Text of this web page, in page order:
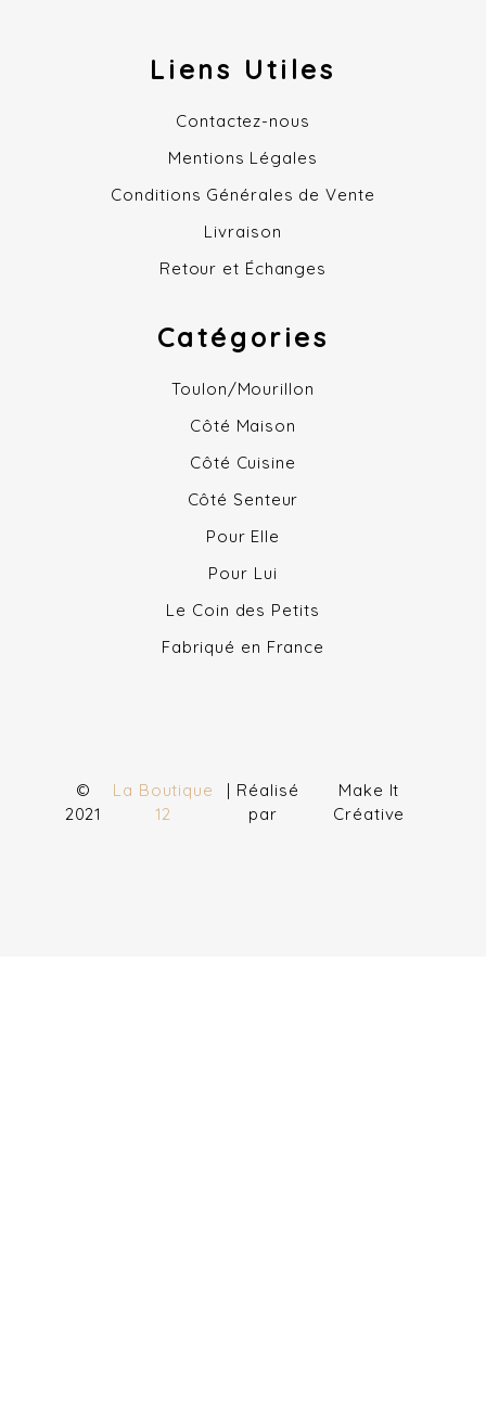
Liens Utiles
Contactez-nous
Mentions Légales
Conditions Générales de Vente
Livraison
Retour et Échanges
Catégories
Toulon/Mourillon
Côté Maison
Côté Cuisine
Côté Senteur
Pour Elle
Pour Lui
Le Coin des Petits
Fabriqué en France
©
2021
La Boutique
12
| Réalisé
par
Make It
Créative